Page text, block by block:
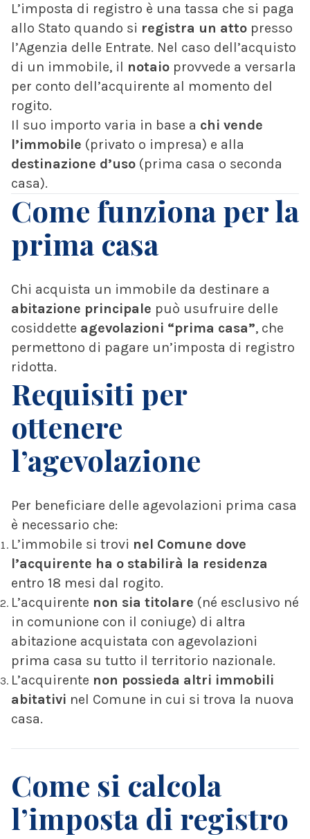
L’imposta di registro è una tassa che si paga
allo Stato quando si registra un atto presso
l’Agenzia delle Entrate. Nel caso dell’acquisto
di un immobile, il notaio provvede a versarla
per conto dell’acquirente al momento del
rogito.
Il suo importo varia in base a chi vende
l’immobile (privato o impresa) e alla
destinazione d’uso (prima casa o seconda
casa).
Come funziona per la
prima casa
Chi acquista un immobile da destinare a
abitazione principale può usufruire delle
cosiddette agevolazioni “prima casa”, che
permettono di pagare un’imposta di registro
ridotta.
Requisiti per
ottenere
l’agevolazione
Per beneficiare delle agevolazioni prima casa
è necessario che:
L’immobile si trovi nel Comune dove
l’acquirente ha o stabilirà la residenza
entro 18 mesi dal rogito.
L’acquirente non sia titolare (né esclusivo né
in comunione con il coniuge) di altra
abitazione acquistata con agevolazioni
prima casa su tutto il territorio nazionale.
L’acquirente non possieda altri immobili
abitativi nel Comune in cui si trova la nuova
casa.
Come si calcola
l’imposta di registro